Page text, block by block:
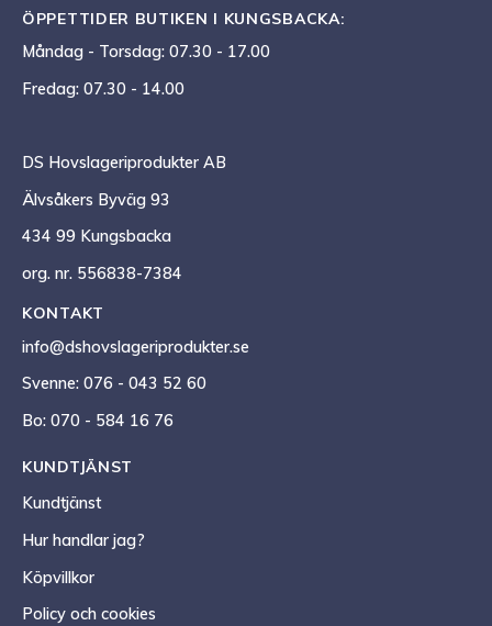
ÖPPETTIDER BUTIKEN I KUNGSBACKA:
Måndag - Torsdag: 07.30 - 17.00
Fredag: 07.30 - 14.00
DS Hovslageriprodukter AB
Älvsåkers Byväg 93
434 99 Kungsbacka
org. nr. 556838-7384
KONTAKT
info@dshovslageriprodukter.se
Svenne: 076 - 043 52 60
Bo: 070 - 584 16 76
KUNDTJÄNST
Kundtjänst
Hur handlar jag?
Köpvillkor
Policy och cookies